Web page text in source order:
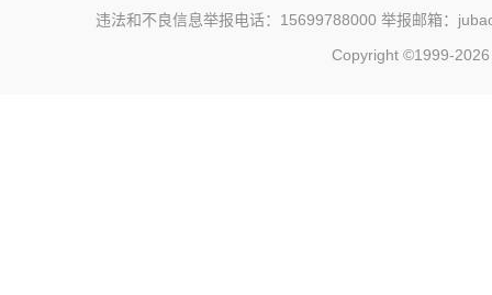
违法和不良信息举报电话：15699788000 举报邮箱：
Copyright ©1999-